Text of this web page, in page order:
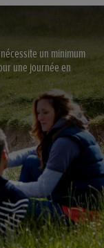
un minimum
une journée en